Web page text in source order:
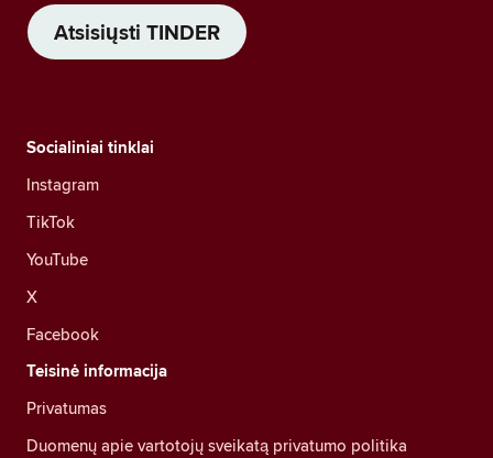
Atsisiųsti TINDER
Socialiniai tinklai
Instagram
TikTok
YouTube
X
Facebook
Teisinė informacija
Privatumas
Duomenų apie vartotojų sveikatą privatumo politika